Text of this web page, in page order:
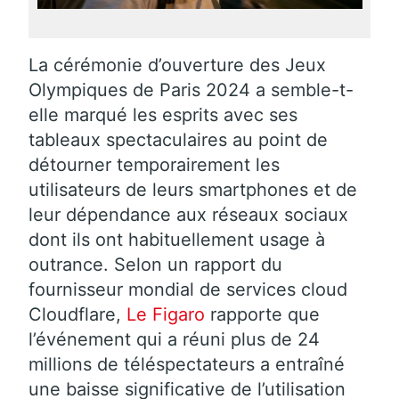
La cérémonie d’ouverture des Jeux
Olympiques de Paris 2024 a semble-t-
elle marqué les esprits avec ses
tableaux spectaculaires au point de
détourner temporairement les
utilisateurs de leurs smartphones et de
leur dépendance aux réseaux sociaux
dont ils ont habituellement usage à
outrance. Selon un rapport du
fournisseur mondial de services cloud
Cloudflare, Le Figaro rapporte que
l’événement qui a réuni plus de 24
millions de téléspectateurs a entraîné
une baisse significative de l’utilisation